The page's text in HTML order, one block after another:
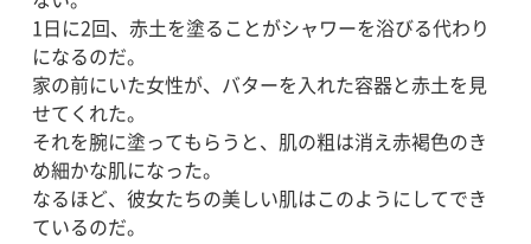
1日に2回、赤土を塗ることがシャワーを浴びる代わり
になるのだ。
家の前にいた女性が、バターを入れた容器と赤土を見
せてくれた。
それを腕に塗ってもらうと、肌の粗は消え赤褐色のき
め細かな肌になった。
なるほど、彼女たちの美しい肌はこのようにしてでき
ているのだ。